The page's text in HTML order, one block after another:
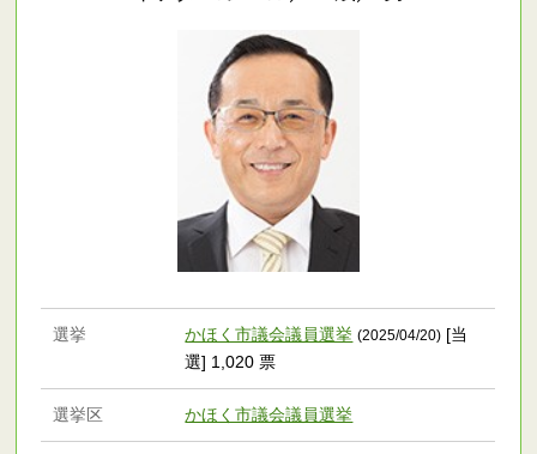
選挙 かほく市議会議員選挙 (2025/04/20) [当
選] 1,020 票
選挙区 かほく市議会議員選挙